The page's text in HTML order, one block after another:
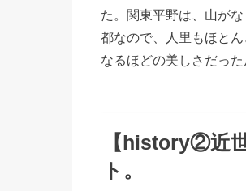
た。関東平野は、山が
都なので、人里もほと
なるほどの美しさだった
【history②近
ト。